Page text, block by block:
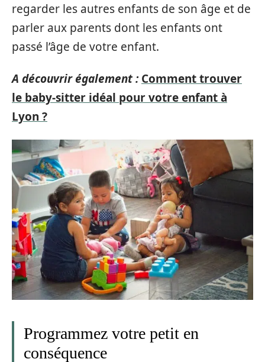
regarder les autres enfants de son âge et de
parler aux parents dont les enfants ont
passé l’âge de votre enfant.
A découvrir également : Comment trouver
le baby-sitter idéal pour votre enfant à
Lyon ?
Programmez votre petit en
conséquence